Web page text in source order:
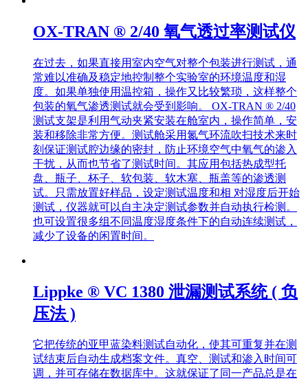
OX-TRAN ® 2/40 氧气透过率测试仪
在过去，如果直接用室内空气对整个包装进行测试，通
常难以准确及稳定地控制整个实验室的环境温度和湿
度。如果单独使用温控箱，操作又比较繁琐，这样整个
包装的氧气渗透测试就会受到影响。 OX-TRAN ® 2/40
测试支架是利用气动夹紧安装在舱室内，操作简单，安
装和移除非常方便。测试舱采用氮气环流吹扫技术来时
刻保证测试腔边缘的密封，防止环境空气中氧气的渗入
干扰，从而也节省了测试时间。其应用包括热成型托
盘、瓶子、杯子、软包装、软木塞、瓶盖等的渗透测
试。只需放置好样品，设定测试温度和相 对湿度后开始
测试，仪器就可以自主决定测试参数并自动执行检测。
也可设置很多组不同温度湿度条件下的自动连续测试，
减少了设备的闲置时间。
Lippke ® VC 1380 泄漏测试系统 ( 负
压法 )
它把传统的亚甲蓝染料测试自动化，使其可重复并在测
试结束后自动生成档案文件。真空、测试和渗入时间可
调，并可存储在数据库中。这就保证了同一产品总是在